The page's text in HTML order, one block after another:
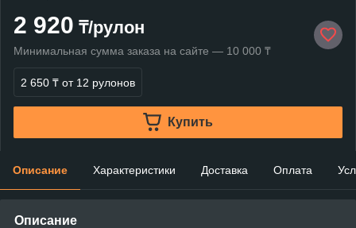
2 920 ₸/рулон
Минимальная сумма заказа на сайте — 10 000 ₸
2 650 ₸ от 12 рулонов
Купить
Описание Характеристики Доставка Оплата
Описание